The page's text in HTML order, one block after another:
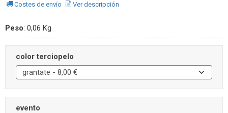
Costes de envío Ver descripción
Peso: 0,06 Kg
color terciopelo
evento